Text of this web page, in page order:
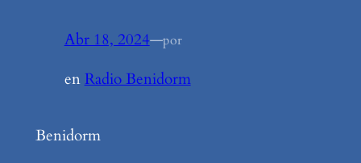
Abr 18, 2024—por
en Radio Benidorm
Benidorm